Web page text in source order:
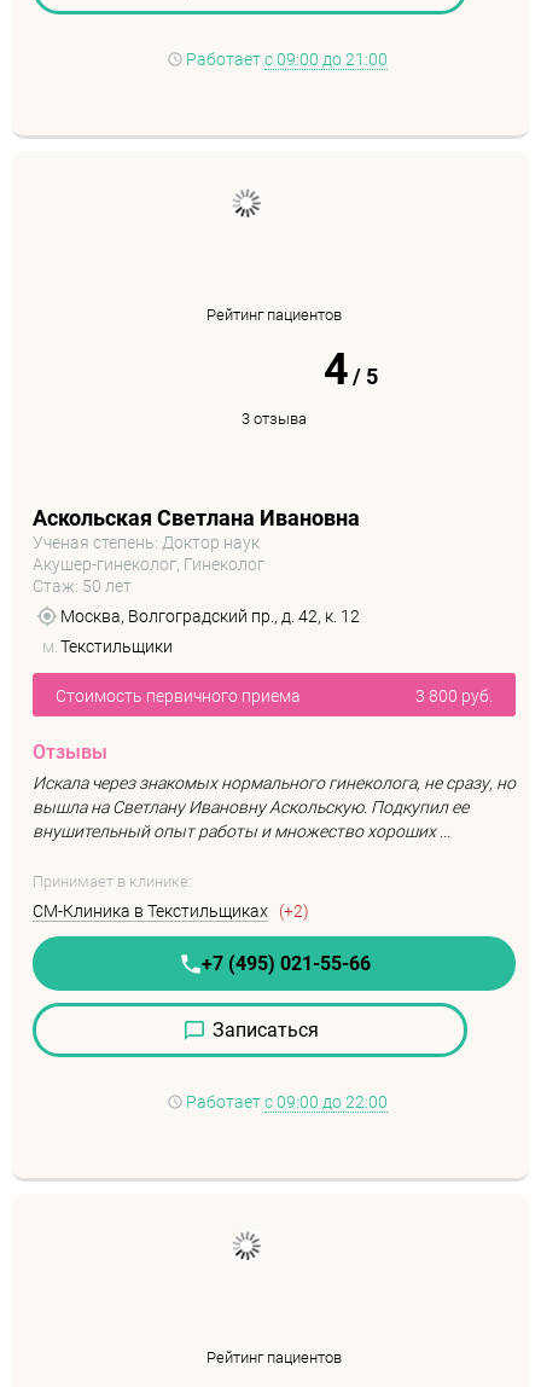
Работает с 09:00 до 21:00
Рейтинг пациентов
4/5
3 отзыва
Аскольская Светлана Ивановна
Ученая степень: Доктор наук
Акушер-гинеколог, Гинеколог
Стаж: 50 лет
Москва, Волгоградский пр., д. 42, к. 12
м. Текстильщики
Стоимость первичного приема 3 800 руб.
Отзывы
Искала через знакомых нормального гинеколога, не сразу, но
вышла на Светлану Ивановну Аскольскую. Подкупил ее
внушительный опыт работы и множество хороших ...
Принимает в клинике:
СМ-Клиника в Текстильщиках (+2)
+7 (495) 021-55-66
Записаться
Работает с 09:00 до 22:00
Рейтинг пациентов